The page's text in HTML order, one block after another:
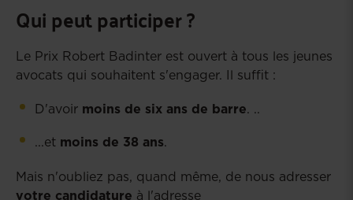
Qui peut participer ?
Le Prix Robert Badinter est ouvert à tous les jeunes
avocats qui souhaitent s'engager. Il suffit :
D'avoir moins de six ans de barre. ..
...et moins de 38 ans.
Mais n'oubliez pas, quand même, de nous adresser
votre candidature à l'adresse